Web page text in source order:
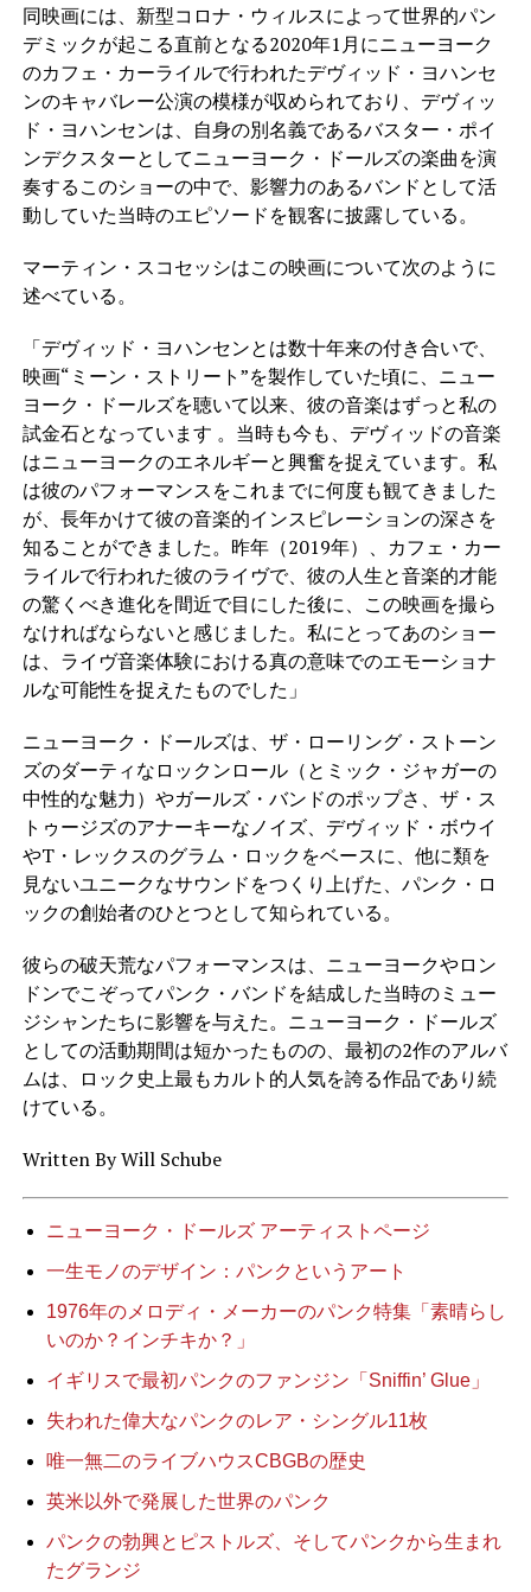
同映画には、新型コロナ・ウィルスによって世界的パン
デミックが起こる直前となる2020年1月にニューヨーク
のカフェ・カーライルで行われたデヴィッド・ヨハンセ
ンのキャバレー公演の模様が収められており、デヴィッ
ド・ヨハンセンは、自身の別名義であるバスター・ポイ
ンデクスターとしてニューヨーク・ドールズの楽曲を演
奏するこのショーの中で、影響力のあるバンドとして活
動していた当時のエピソードを観客に披露している。
マーティン・スコセッシはこの映画について次のように
述べている。
「デヴィッド・ヨハンセンとは数十年来の付き合いで、
映画“ミーン・ストリート”を製作していた頃に、ニュー
ヨーク・ドールズを聴いて以来、彼の音楽はずっと私の
試金石となっています 。当時も今も、デヴィッドの音楽
はニューヨークのエネルギーと興奮を捉えています。私
は彼のパフォーマンスをこれまでに何度も観てきました
が、長年かけて彼の音楽的インスピレーションの深さを
知ることができました。昨年（2019年）、カフェ・カー
ライルで行われた彼のライヴで、彼の人生と音楽的才能
の驚くべき進化を間近で目にした後に、この映画を撮ら
なければならないと感じました。私にとってあのショー
は、ライヴ音楽体験における真の意味でのエモーショナ
ルな可能性を捉えたものでした」
ニューヨーク・ドールズは、ザ・ローリング・ストーン
ズのダーティなロックンロール（とミック・ジャガーの
中性的な魅力）やガールズ・バンドのポップさ、ザ・ス
トゥージズのアナーキーなノイズ、デヴィッド・ボウイ
やT・レックスのグラム・ロックをベースに、他に類を
見ないユニークなサウンドをつくり上げた、パンク・ロ
ックの創始者のひとつとして知られている。
彼らの破天荒なパフォーマンスは、ニューヨークやロン
ドンでこぞってパンク・バンドを結成した当時のミュー
ジシャンたちに影響を与えた。ニューヨーク・ドールズ
としての活動期間は短かったものの、最初の2作のアルバ
ムは、ロック史上最もカルト的人気を誇る作品であり続
けている。
Written By Will Schube
ニューヨーク・ドールズ アーティストページ
一生モノのデザイン：パンクというアート
1976年のメロディ・メーカーのパンク特集「素晴らし
いのか？インチキか？」
イギリスで最初パンクのファンジン「Sniffin’ Glue」
失われた偉大なパンクのレア・シングル11枚
唯一無二のライブハウスCBGBの歴史
英米以外で発展した世界のパンク
パンクの勃興とピストルズ、そしてパンクから生まれ
たグランジ